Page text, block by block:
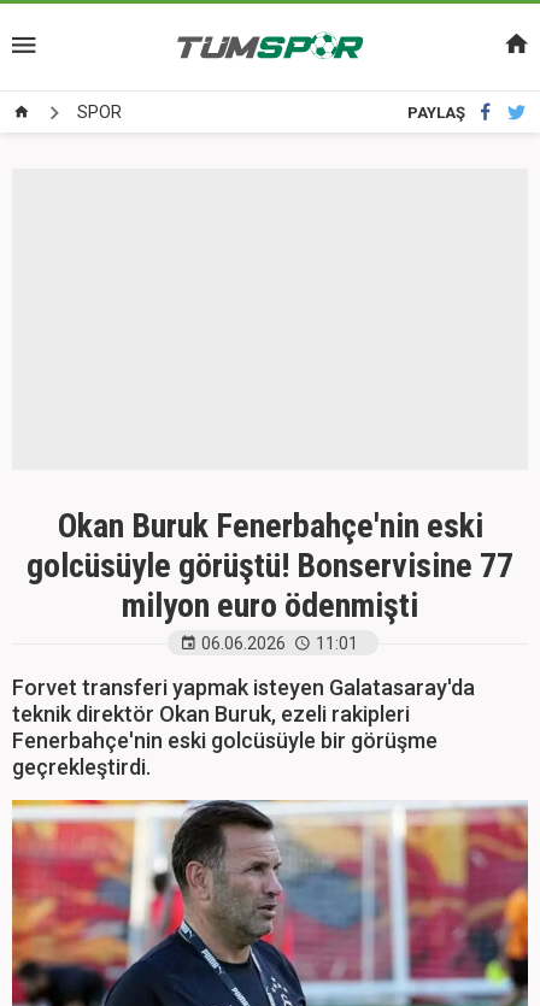
SPOR PAYLAŞ
Okan Buruk Fenerbahçe'nin eski
golcüsüyle görüştü! Bonservisine 77
milyon euro ödenmişti
06.06.2026 11:01
Forvet transferi yapmak isteyen Galatasaray'da
teknik direktör Okan Buruk, ezeli rakipleri
Fenerbahçe'nin eski golcüsüyle bir görüşme
geçrekleştirdi.